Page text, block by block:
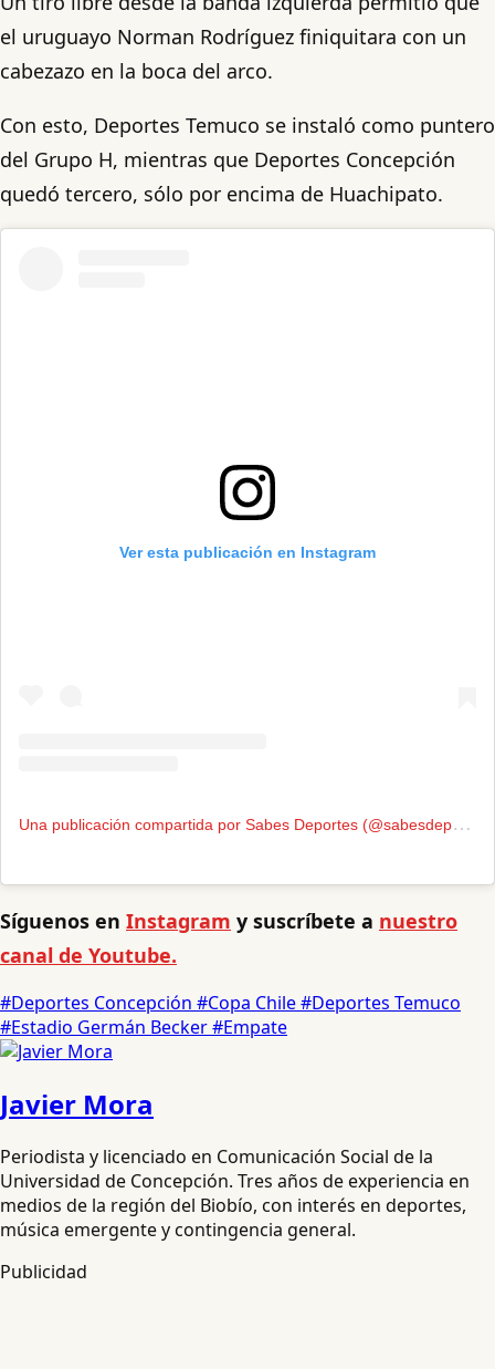
el uruguayo Norman Rodríguez finiquitara con un
cabezazo en la boca del arco.
Con esto, Deportes Temuco se instaló como puntero
del Grupo H, mientras que Deportes Concepción
quedó tercero, sólo por encima de Huachipato.
Ver esta publicación en Instagram
U
na publicación compartida por Sabes Deportes (@sabesdeportes)
Síguenos en Instagram y suscríbete a nuestro
canal de Youtube.
#Deportes Concepción #Copa Chile#Deportes Temuco
#Estadio Germán Becker#Empate
Javier Mora
Periodista y licenciado en Comunicación Social de la
Universidad de Concepción. Tres años de experiencia en
medios de la región del Biobío, con interés en deportes,
música emergente y contingencia general.
Publicidad